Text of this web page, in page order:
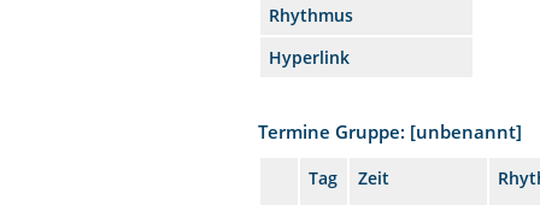
Rhythmus
Hyperlink
Termine Gruppe: [unbenannt]
Tag Zeit